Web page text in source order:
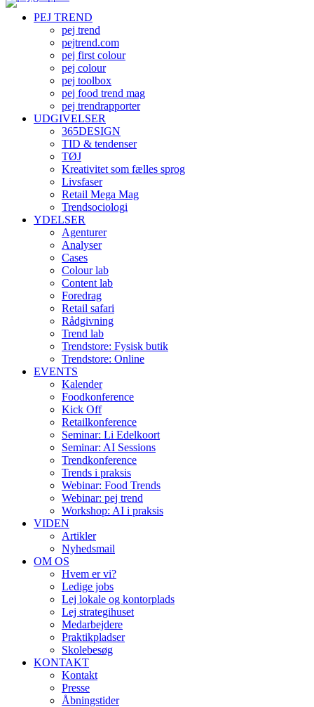
PEJ TREND
pej trend
pejtrend.com
pej first colour
pej colour
pej toolbox
pej food trend mag
pej trendrapporter
UDGIVELSER
365DESIGN
TID & tendenser
TØJ
Kreativitet som fælles sprog
Livsfaser
Retail Mega Mag
Trendsociologi
YDELSER
Agenturer
Analyser
Cases
Colour lab
Content lab
Foredrag
Retail safari
Rådgivning
Trend lab
Trendstore: Fysisk butik
Trendstore: Online
EVENTS
Kalender
Foodkonference
Kick Off
Retailkonference
Seminar: Li Edelkoort
Seminar: AI Sessions
Trendkonference
Trends i praksis
Webinar: Food Trends
Webinar: pej trend
Workshop: AI i praksis
VIDEN
Artikler
Nyhedsmail
OM OS
Hvem er vi?
Ledige jobs
Lej lokale og kontorplads
Lej strategihuset
Medarbejdere
Praktikpladser
Skolebesøg
KONTAKT
Kontakt
Presse
Åbningstider